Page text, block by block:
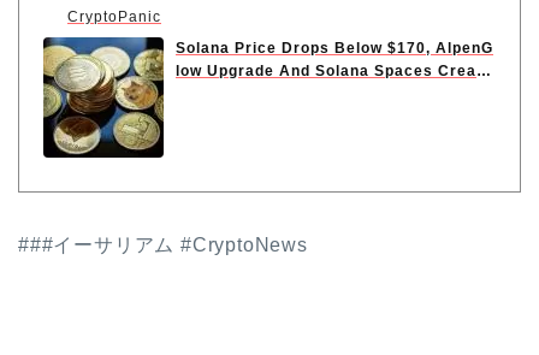
CryptoPanic
Solana Price Drops Below $170, AlpenG
low Upgrade And Solana Spaces Create
###イーサリアム #CryptoNews